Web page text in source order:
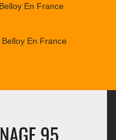
En France
En France